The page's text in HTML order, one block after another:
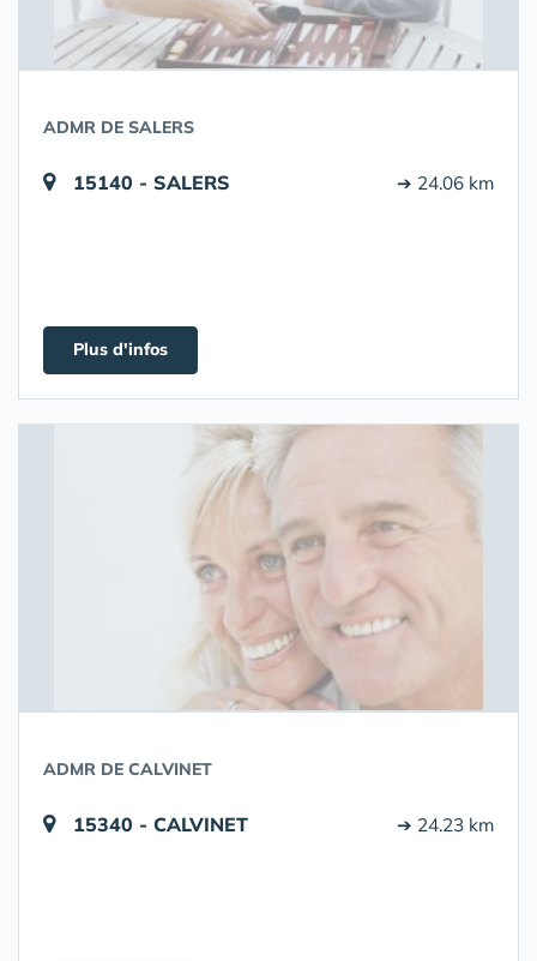
ADMR DE SALERS
15140 - SALERS ➔ 24.06 km
Plus d'infos
ADMR DE CALVINET
15340 - CALVINET ➔ 24.23 km